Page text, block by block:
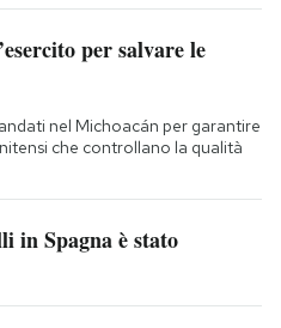
per salvare le
nel Michoacán per garantire
che controllano la qualità
in Spagna è stato